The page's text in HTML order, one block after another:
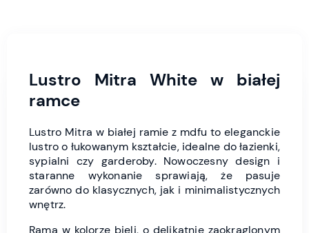
Lustro Mitra White w białej
ramce
Lustro Mitra w białej ramie z mdfu to eleganckie
lustro o łukowanym kształcie, idealne do łazienki,
sypialni czy garderoby. Nowoczesny design i
staranne wykonanie sprawiają, że pasuje
zarówno do klasycznych, jak i minimalistycznych
wnętrz.
Rama w kolorze bieli, o delikatnie zaokrąglonym